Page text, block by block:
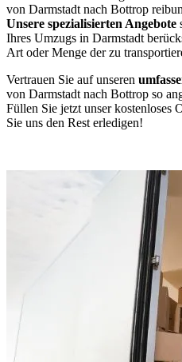
von Darmstadt nach Bottrop
Unsere spezialisierten Angebote
Ihres Umzugs in Darmstadt
Art oder Menge der zu
Vertrauen Sie auf unseren
von Darmstadt nach Bottrop so
Füllen Sie jetzt unser kostenloses
Sie uns den Rest erledigen!